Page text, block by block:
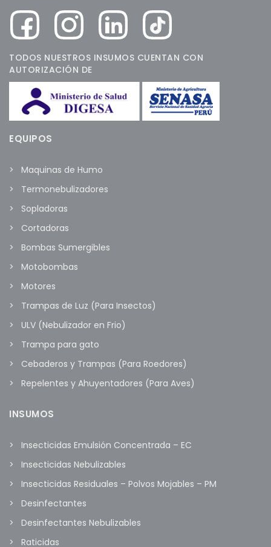
TODOS NUESTROS INSUMOS CUENTAN CON
AUTORIZACIÓN DE
EQUIPOS
Maquinas de Humo
Termonebulizadores
Sopladoras
Cortadoras
Bombas Sumergibles
Motobombas
Motores
Trampas de Luz (Para Insectos)
ULV (Nebulizador en Frio)
Trampa para gato
Cebaderos y Trampas (Para Roedores)
Repelentes y Ahuyentadores (Para Aves)
INSUMOS
Insecticidas Emulsión Concentrada – EC
Insecticidas Nebulizables
Insecticidas Residuales – Polvos Mojables – PM
Desinfectantes
Desinfectantes Nebulizables
Raticidas